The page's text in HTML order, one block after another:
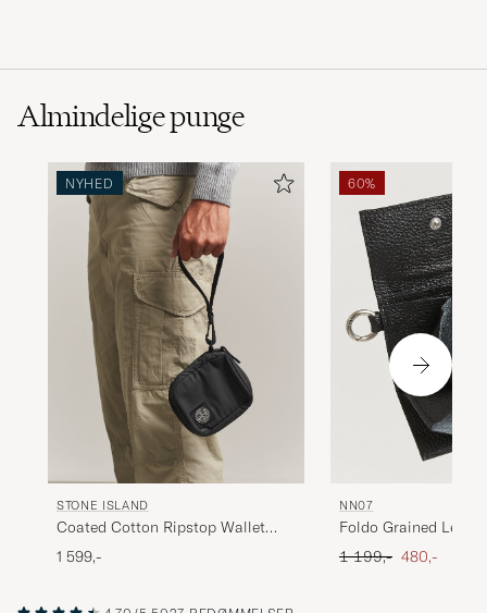
Almindelige punge
NYHED
STONE ISLAND
Coated Cotton Ripstop Wallet
Black
1 599,-
60%
NN07
Foldo Grained
Black
Ordinary pris
1 199,- Nedsat pris
480,-